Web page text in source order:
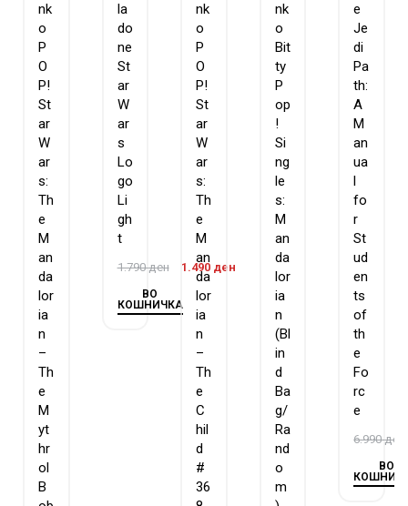
nk
o
P
O
P!
St
ar
W
ar
s:
Th
e
M
an
da
lor
ia
n
–
Th
e
M
yt
hr
ol
B
la
do
ne
St
ar
W
ar
s
Lo
go
Li
gh
t
1.790ден 1.490 ден
ВО
КОШНИЧКА
nk
o
P
O
P!
St
ar
W
ar
s:
Th
e
M
an
da
lor
ia
n
–
Th
e
C
hil
d
#
36
nk
o
Bit
ty
P
op
!
Si
ng
le
s:
M
an
da
lor
ia
n
(Bl
in
d
Ba
g/
Ra
nd
o
m
e
Je
di
Pa
th:
A
M
an
ua
l
fo
r
St
ud
en
ts
of
th
e
Fo
rc
e
6.990ден
ВО